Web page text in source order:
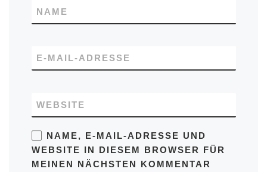
NAME
E-MAIL-ADRESSE
WEBSITE
NAME, E-MAIL-ADRESSE UND
WEBSITE IN DIESEM BROWSER FÜR
MEINEN NÄCHSTEN KOMMENTAR